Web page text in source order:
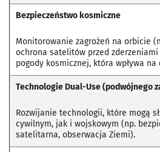
Bezpieczeństwo kosmiczne
Monitorowanie zagrożeń na orbicie
ochrona satelitów przed zderzeniami
pogody kosmicznej, która wpływa
Technologie Dual-Use (podwójnego
Rozwijanie technologii, które mogą
cywilnym, jak i wojskowym (np.
satelitarna, obserwacja Ziemi).